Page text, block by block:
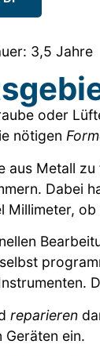
3,5 Jahre
oder
nötigen
aus Metall
Dabei
Millimeter,
reparieren
Geräten ein.